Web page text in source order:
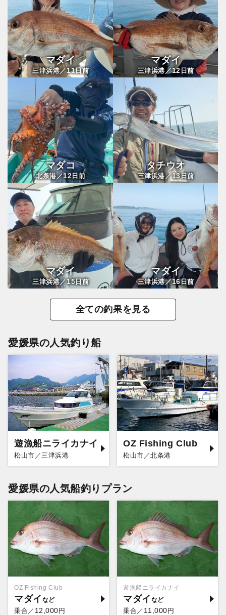
マダイ
三津浜港／11日前
マダイ
三津浜港／12 日前
マダコ
北条港／12日前
タチウオ
三津浜港／13日前
マダイ
三津浜港／15日前
マダイ
三津浜港／16日前
全ての釣果を見る
愛媛県の人気釣り船
遊漁船ニライカナイ
松山市／三津浜港
OZ Fishing Club
松山市／北条港
愛媛県の人気船釣りプラン
OZ Fishing Club
マダイ
乗合／ 12,000円
遊漁船ニライカナイ
マダイ
乗合／ 11,000円